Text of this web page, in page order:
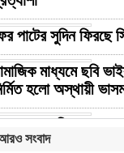
পাটের সুদিন ফিরছে
মাধ্যমে ছবি
হলো অস্থায়ী
বছর পর সিরাজগঞ্জে
উৎসব
সংবাদ